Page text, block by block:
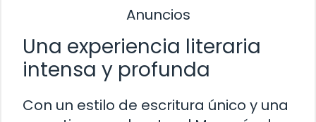
Anuncios
Una experiencia literaria
intensa y profunda
Con un estilo de escritura único y una